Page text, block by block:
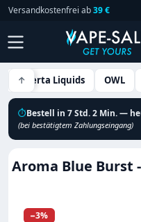
Zum Hauptinhalt springen
Versandkostenfrei ab39 €
↑
Omerta Liquids OWL
⏱Bestell in 7 Std. 2 Min. —
(bei bestätigtem Zahlungseingang)
Aroma Blue Burst
Bildergalerie
−3%